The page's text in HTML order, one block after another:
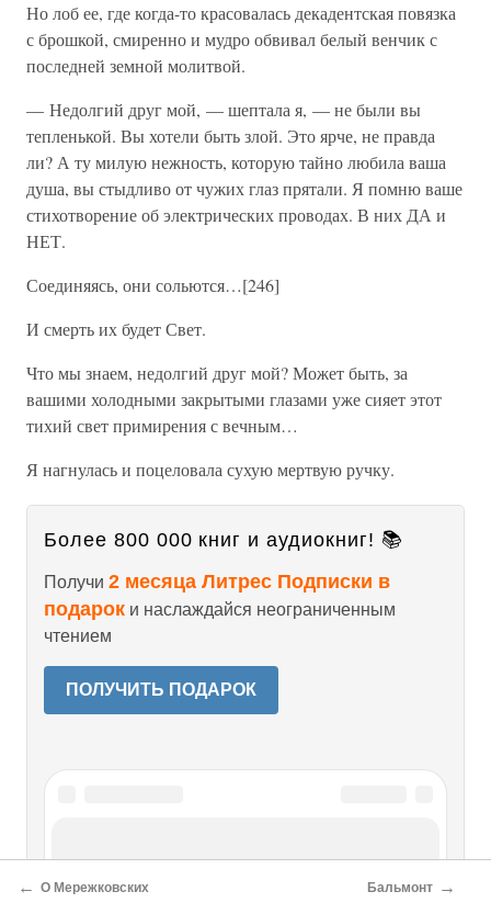
Но лоб ее, где когда-то красовалась декадентская повязка
с брошкой, смиренно и мудро обвивал белый венчик с
последней земной молитвой.
— Недолгий друг мой, — шептала я, — не были вы
тепленькой. Вы хотели быть злой. Это ярче, не правда
ли? А ту милую нежность, которую тайно любила ваша
душа, вы стыдливо от чужих глаз прятали. Я помню ваше
стихотворение об электрических проводах. В них ДА и
НЕТ.
Соединяясь, они сольются…[246]
И смерть их будет Свет.
Что мы знаем, недолгий друг мой? Может быть, за
вашими холодными закрытыми глазами уже сияет этот
тихий свет примирения с вечным…
Я нагнулась и поцеловала сухую мертвую ручку.
Более 800 000 книг и аудиокниг! 📚
Получи 2 месяца Литрес Подписки в
подарок и наслаждайся неограниченным
чтением
ПОЛУЧИТЬ ПОДАРОК
← О Мережковских Бальмонт →